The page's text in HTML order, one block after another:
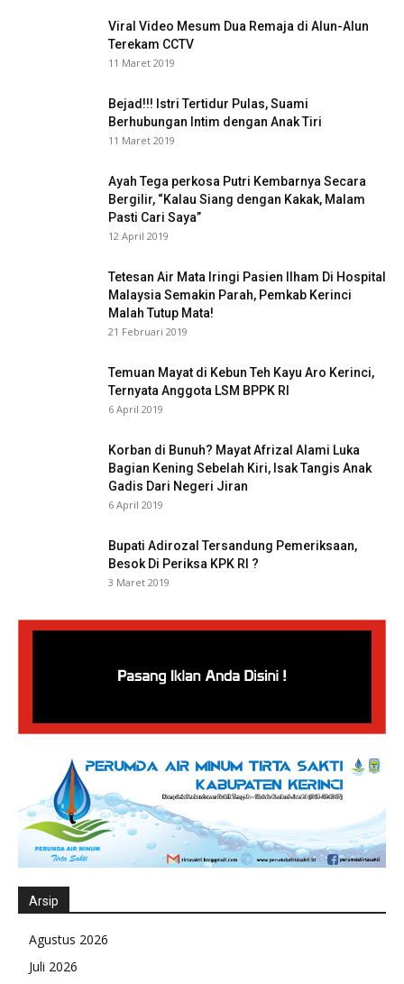
Viral Video Mesum Dua Remaja di Alun-Alun
Terekam CCTV
11 Maret 2019
Bejad!!! Istri Tertidur Pulas, Suami
Berhubungan Intim dengan Anak Tiri
11 Maret 2019
Ayah Tega perkosa Putri Kembarnya Secara
Bergilir, “Kalau Siang dengan Kakak, Malam
Pasti Cari Saya”
12 April 2019
Tetesan Air Mata Iringi Pasien Ilham Di Hospital
Malaysia Semakin Parah, Pemkab Kerinci
Malah Tutup Mata!
21 Februari 2019
Temuan Mayat di Kebun Teh Kayu Aro Kerinci,
Ternyata Anggota LSM BPPK RI
6 April 2019
Korban di Bunuh? Mayat Afrizal Alami Luka
Bagian Kening Sebelah Kiri, Isak Tangis Anak
Gadis Dari Negeri Jiran
6 April 2019
Bupati Adirozal Tersandung Pemeriksaan,
Besok Di Periksa KPK RI ?
3 Maret 2019
Arsip
Agustus 2026
Juli 2026